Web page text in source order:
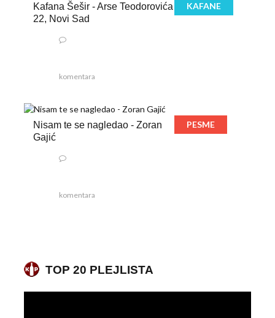
Kafana Šešir - Arse Teodorovića
22, Novi Sad
KAFANE
komentara
Nisam te se nagledao - Zoran
Gajić
PESME
komentara
TOP 20 PLEJLISTA